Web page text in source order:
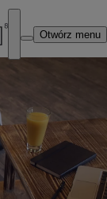
Otwórz menu